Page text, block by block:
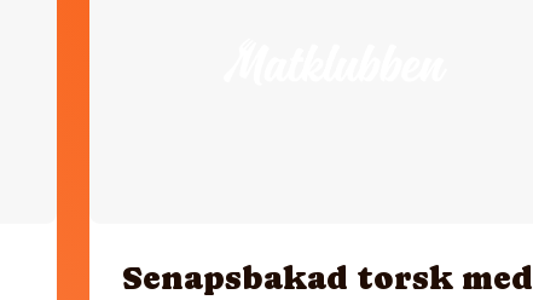
Senapsbakad torsk med